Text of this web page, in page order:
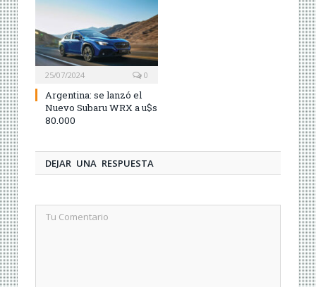
25/07/2024 0
Argentina: se lanzó el
Nuevo Subaru WRX a u$s
80.000
DEJAR UNA RESPUESTA